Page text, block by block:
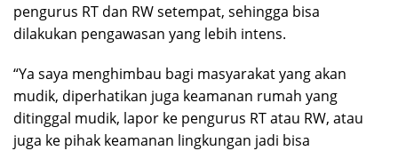
pengurus RT dan RW setempat, sehingga bisa
dilakukan pengawasan yang lebih intens.
“Ya saya menghimbau bagi masyarakat yang akan
mudik, diperhatikan juga keamanan rumah yang
ditinggal mudik, lapor ke pengurus RT atau RW, atau
juga ke pihak keamanan lingkungan jadi bisa